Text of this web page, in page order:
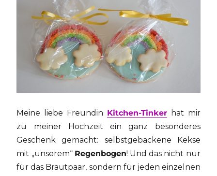
Meine liebe Freundin Kitchen-Tinkerhat mir
zu meiner Hochzeit ein ganz besonderes
Geschenk gemacht: selbstgebackene Kekse
mit „unserem“ Regenbogen! Und das nicht nur
für das Brautpaar, sondern für jeden einzelnen